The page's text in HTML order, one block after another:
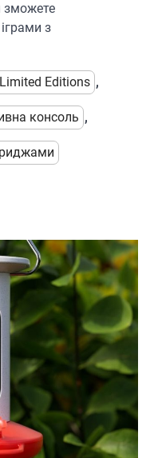
зможете
з
Limited Editions ,
консоль ,